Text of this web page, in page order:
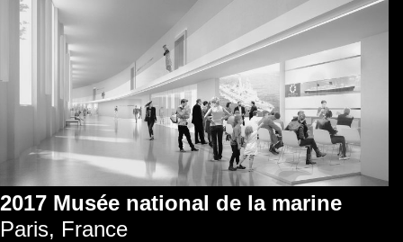
2017 Musée national de la marine
Paris, France